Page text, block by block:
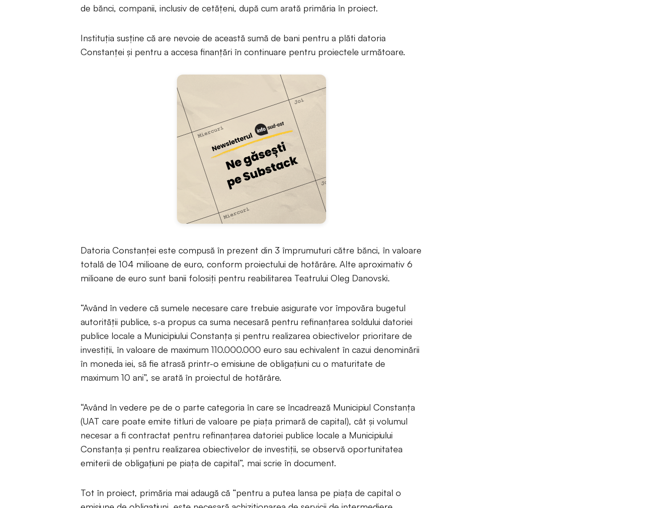
de bănci, companii, inclusiv de cetățeni, după cum arată primăria în proiect.
Instituția susține că are nevoie de această sumă de bani pentru a plăti datoria
Constanței și pentru a accesa finanțări în continuare pentru proiectele următoare.
Datoria Constanței este compusă în prezent din 3 împrumuturi către bănci, în valoare
totală de 104 milioane de euro, conform proiectului de hotărâre. Alte aproximativ 6
milioane de euro sunt banii folosiți pentru reabilitarea Teatrului Oleg Danovski.
“Având în vedere că sumele necesare care trebuie asigurate vor împovăra bugetul
autorităţii publice, s-a propus ca suma necesară pentru refinanţarea soldului datoriei
publice locale a Municipiului Constanța şi pentru realizarea obiectivelor prioritare de
investiții, în valoare de maximum 110.000.000 euro sau echivalent în cazui denominării
în moneda iei, să fie atrasă printr-o emisiune de obligaţiuni cu o maturitate de
maximum 10 ani”, se arată în proiectul de hotărâre.
“Având în vedere pe de o parte categoria în care se încadrează Municipiul Constanţa
(UAT care poate emite titluri de valoare pe piaţa primară de capital), cât şi volumul
necesar a fi contractat pentru refinanțarea datoriei publice locale a Municipiului
Constanţa şi pentru realizarea obiectivelor de investiții, se observă oportunitatea
emiterii de obligațiuni pe piața de capital”, mai scrie în document.
Tot în proiect, primăria mai adaugă că “pentru a putea lansa pe piaţa de capital o